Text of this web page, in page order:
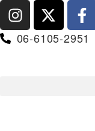
06-6105-2951